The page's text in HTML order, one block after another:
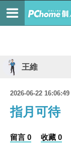
王維
2026-06-22 16:06:49
指月可待
留言 0 收藏 0